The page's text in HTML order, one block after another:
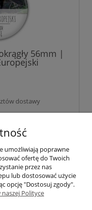
56mm |
dostawy
6 7 8
umożliwiają poprawne
ofertę do Twoich
przez nas
lub dostosować użycie
opcję "Dostosuj zgody".
Polityce